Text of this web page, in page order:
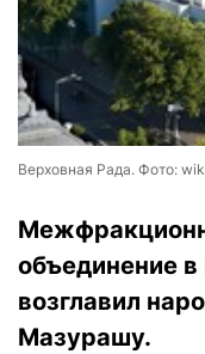
Верховная Рада. Фото:
объединение
возглавил
Мазурашу.